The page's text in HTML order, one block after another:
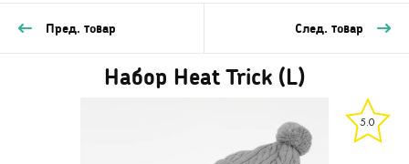
Пред. товар След. товар
Набор Heat Trick (L)
5.0